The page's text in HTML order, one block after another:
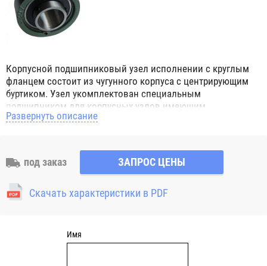
Корпусной подшипниковый узел исполнении с круглым
фланцем состоит из чугунного корпуса с центрирующим
буртиком. Узел укомплектован специальным
подшипником для корпусных узлов имеющим
сферическое наружное кольцо. При монтаже корпусных
вала или неточность монтажа. Корпус имеет четыре
отверстия для закрепления. Узлы c круглым чугунным
фланцем являются обслуживаемыми, подшипник
смазывается через специальный фиттинг (тавотницу)
Развернуть описание
под заказ ЗАПРОС ЦЕНЫ
Скачать характеристики в PDF
Имя